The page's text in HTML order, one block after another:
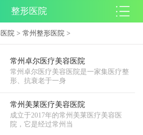
整形医院
院 >常州整形医院 >
常州卓尔医疗美容医院
常州卓尔医疗美容医院是一家集医疗整
形、抗衰老于一身
常州美莱医疗美容医院
成立于2017年的常州美莱医疗美容医
院，它是经过常州当